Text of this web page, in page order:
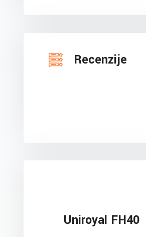
Recenzije
Uniroyal FH40